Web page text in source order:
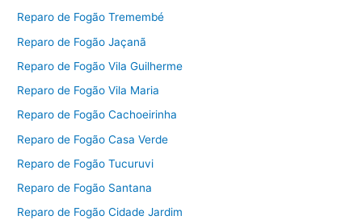
Reparo de Fogão Tremembé
Reparo de Fogão Jaçanã
Reparo de Fogão Vila Guilherme
Reparo de Fogão Vila Maria
Reparo de Fogão Cachoeirinha
Reparo de Fogão Casa Verde
Reparo de Fogão Tucuruvi
Reparo de Fogão Santana
Reparo de Fogão Cidade Jardim